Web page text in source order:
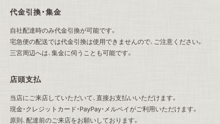
代金引換・集金
自社配達時のみ代金引換が可能です。
宅急便の配送では代金引換は使用できませんので、ご注意ください。
三宮周辺へは、集金に伺うことも可能です。
店頭支払
当店にご来店していただいて、直接お支払いいただけます。
現金・クレジットカード・PayPay・メルペイがご利用いただけます。
原則、配達前のご来店をお願いしております。